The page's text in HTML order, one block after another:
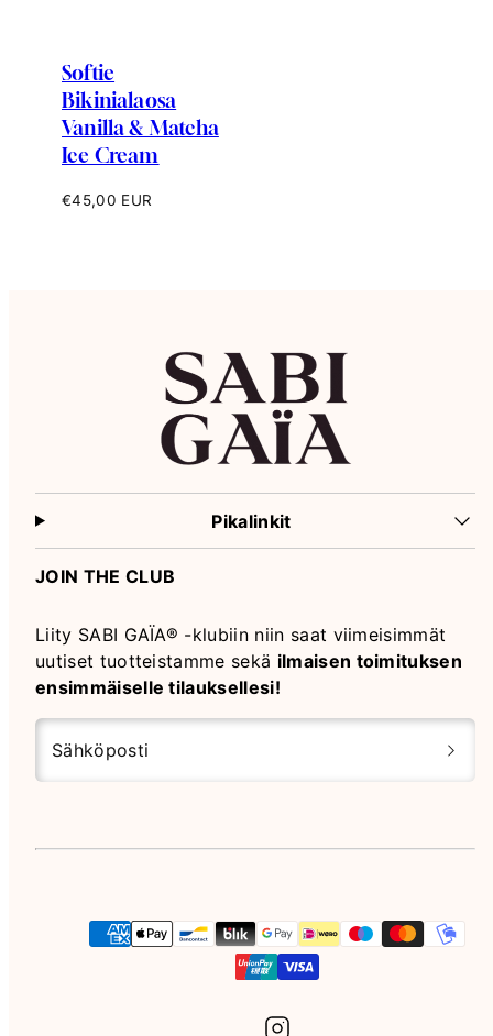
Softie
Bikinialaosa
Vanilla & Matcha
Ice Cream
Hinta
€45,00 EUR
Pikalinkit
JOIN THE CLUB
Liity SABI GAÏA® -klubiin niin saat viimeisimmät
uutiset tuotteistamme sekä ilmaisen toimituksen
ensimmäiselle tilauksellesi!
Sähköposti
Maksutavat
Instagram